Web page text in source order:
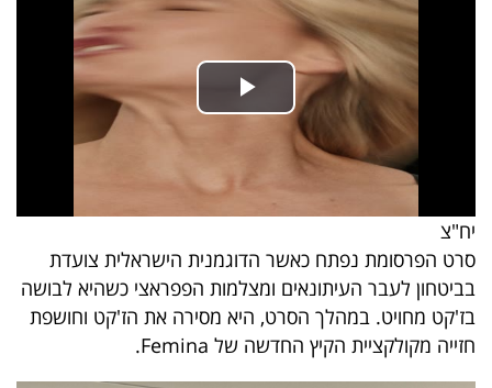
שיתופי
דרושים
ניוזלטרים
יח"צ
סרט הפרסומת נפתח כאשר הדוגמנית הישראלית צועדת
בביטחון לעבר העיתונאים ומצלמות הפפראצי כשהיא לבושה
בז'קט מחויט. במהלך הסרט, היא מסירה את הז'קט וחושפת
חזייה מקולקציית הקיץ החדשה של Femina.